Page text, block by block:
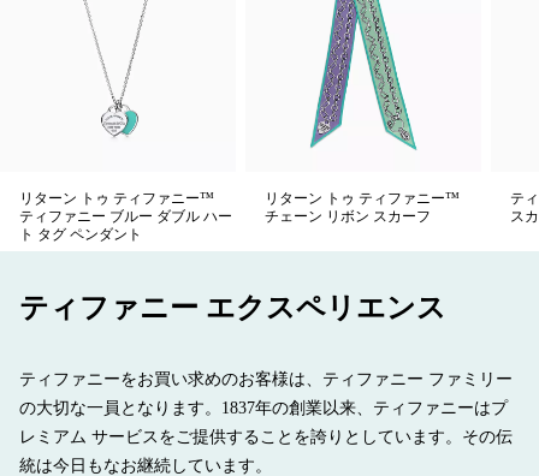
リターン トゥ ティファニー™
ティファニー ブルー ダブル ハー
ト タグ ペンダント
リターン トゥ ティファニー™
チェーン リボン スカーフ
テ
ス
ティファニー エクスペリエンス
ティファニーをお買い求めのお客様は、ティファニー ファミリー
の大切な一員となります。1837年の創業以来、ティファニーはプ
レミアム サービスをご提供することを誇りとしています。その伝
統は今日もなお継続しています。